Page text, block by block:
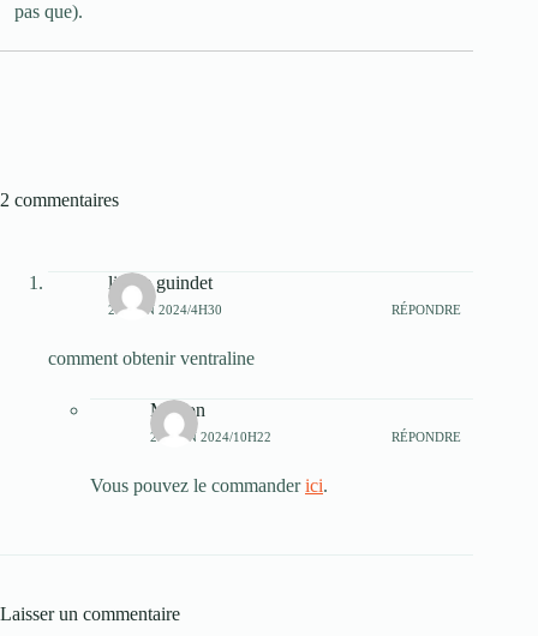
pas que).
2 commentaires
lisette guindet
25 JUIN 2024/4H30 RÉPONDRE
comment obtenir ventraline
Marion
25 JUIN 2024/10H22 RÉPONDRE
Vous pouvez le commanderici.
Laisser un commentaire